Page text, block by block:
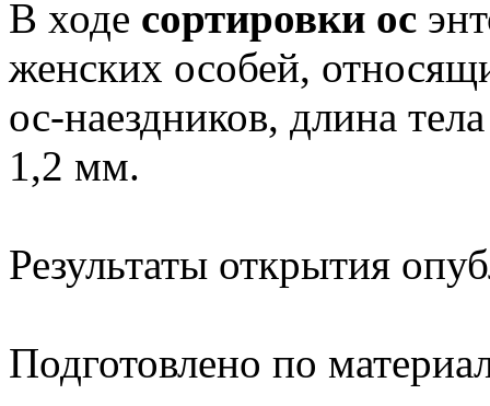
В ходе сортировки ос
женских особей,
ос-наездников, длина
1,2 мм.
Результаты открытия
Подготовлено по